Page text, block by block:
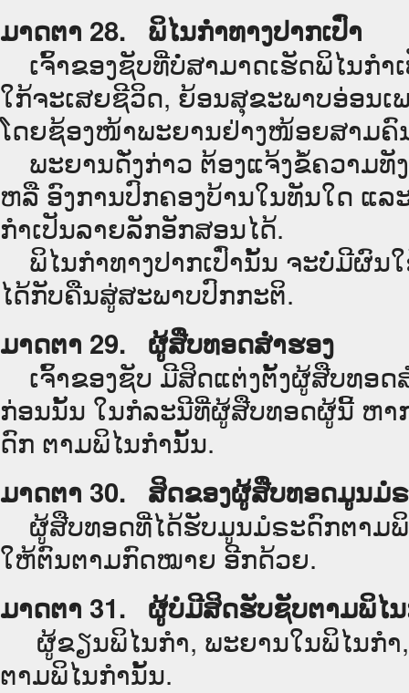
ມາດຕາ 28. ພິໄນກຳທາງປາກເປົ່າ
ເຈົ້າຂອງຊັບທີ່ບໍ່ສາມາດເຮັດພິໄນກ
ໃກ້ຈະເສຍຊີວິດ, ຍ້ອນສຸຂະພາບອ່ອນເ
ໂດຍຊ້ອງໜ້າພະຍານຢ່າງໜ້ອຍສາມຄົ
ພະຍານດັ່ງກ່າວ ຕ້ອງແຈ້ງຂໍ້ຄວາມທັ
ຫລື ອົງການປົກຄອງບ້ານໃນທັນໃດ ແລ
ກຳເປັນລາຍລັກອັກສອນໄດ້.
ພິໄນກຳທາງປາກເປົ່ານັ້ນ ຈະບໍ່ມີຜົນ
ໄດ້ກັບຄືນສູ່ສະພາບປົກກະຕິ.
ມາດຕາ 29. ຜູ້ສືບທອດສຳຮອງ
ເຈົ້າຂອງຊັບ ມີສິດແຕ່ງຕັ້ງຜູ້ສືບທອ
ກ່ອນນັ້ນ ໃນກໍລະນີທີ່ຜູ້ສືບທອດຜູ້ນີ້ ຫາ
ດົກ ຕາມພິໄນກຳນັ້ນ.
ມາດຕາ 30. ສິດຂອງຜູ້ສືບທອດມູນມໍ
ຜູ້ສືບທອດທີ່ໄດ້ຮັບມູນມໍຣະດົກຕາມ
ໃຫ້ຕົນຕາມກົດໝາຍ ອີກດ້ວຍ.
ມາດຕາ 31. ຜູ້ບໍ່ມີສິດຮັບຊັບຕາມພິໄ
ຜູ້ຂຽນພິໄນກຳ, ພະຍານໃນພິໄນກ
ຕາມພິໄນກຳນັ້ນ.